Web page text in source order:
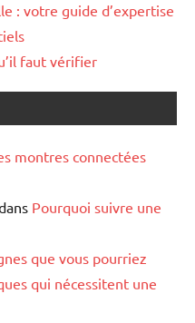
: votre guide d’expertise
faut vérifier
montres connectées
Pourquoi suivre une
que vous pourriez
qui nécessitent une